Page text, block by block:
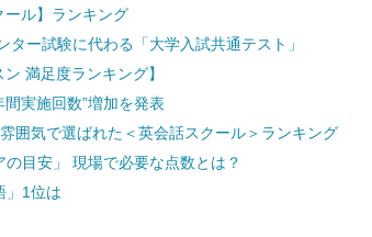
ール】ランキング
ター試験に代わる「大学入試共通テスト」
満足度ランキング】
間実施回数”増加を発表
囲気で選ばれた＜英会話スクール＞ランキング
目安」 現場で必要な点数とは？
」1位は